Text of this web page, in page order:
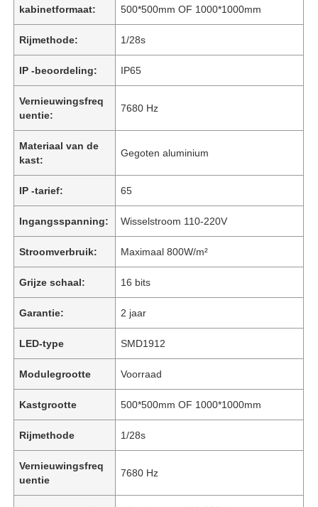
kabinetformaat: 500*500mm OF 1000*1000mm
Rijmethode: 1/28s
IP -beoordeling: IP65
Vernieuwingsfreq
uentie:
7680 Hz
Materiaal van de
kast:
Gegoten aluminium
IP -tarief: 65
Ingangsspanning: Wisselstroom 110-220V
Stroomverbruik: Maximaal 800W/m²
Grijze schaal: 16 bits
Garantie: 2 jaar
LED-type SMD1912
Modulegrootte Voorraad
Kastgrootte 500*500mm OF 1000*1000mm
Rijmethode 1/28s
Vernieuwingsfreq
uentie
7680 Hz